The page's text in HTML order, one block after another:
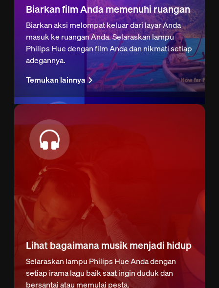
Biarkan film Anda memenuhi ruangan
Biarkan aksi melompat keluar dari layar Anda
masuk ke ruangan Anda. Selaraskan lampu
Philips Hue dengan film Anda dan nikmati setiap
adegannya.
Temukan lainnya
Lihat bagaimana musik menjadi hidup
Selaraskan lampu Philips Hue Anda dengan
setiap irama lagu baik saat ingin duduk dan
bersantai atau memulai pesta.